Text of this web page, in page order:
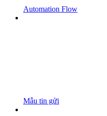
Automation Flow
Mẫu tin gửi